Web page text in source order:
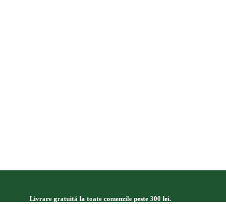
Livrare gratuită la toate comenzile peste 300 lei.